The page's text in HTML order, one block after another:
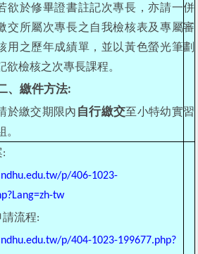
欲於修畢證書註記次專長，亦請一併
交所屬次專長之自我檢核表及專屬審
用之歷年成績單，並以黃色螢光筆劃
欲檢核之次專長課程。
、繳件方法:
於繳交期限內 自行繳交至小特幼實習
。
:
p/406-1023-
tw
流程:
p/404-1023-199677.php?